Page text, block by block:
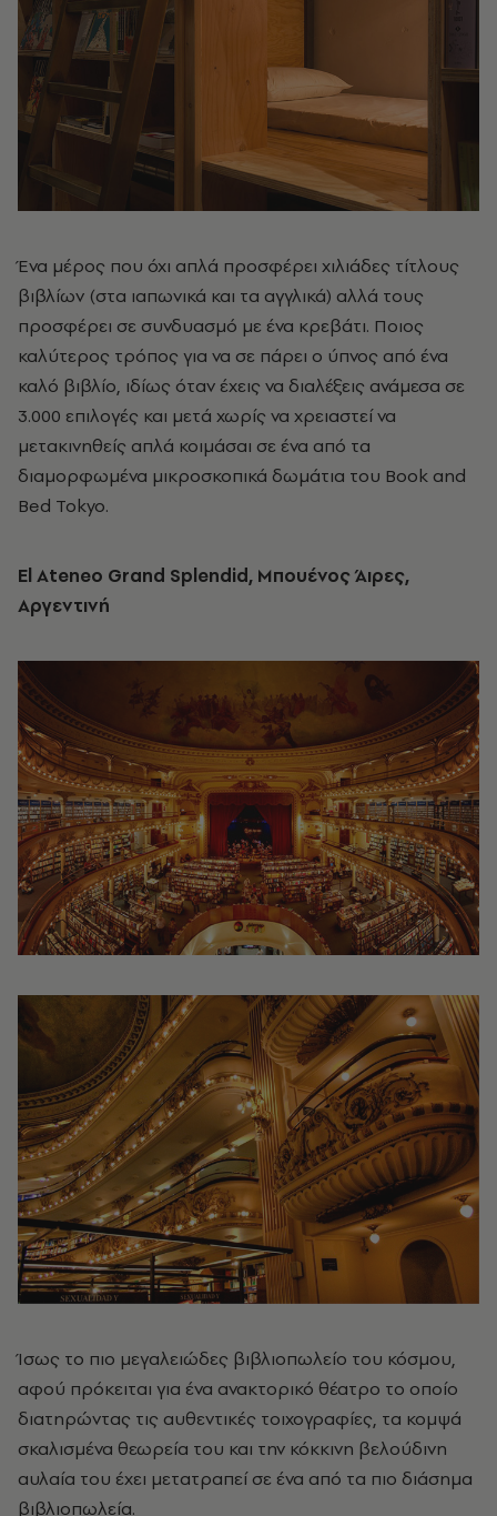
Ένα μέρος που όχι απλά προσφέρει χιλιάδες τίτλους
βιβλίων (στα ιαπωνικά και τα αγγλικά) αλλά τους
προσφέρει σε συνδυασμό με ένα κρεβάτι. Ποιος
καλύτερος τρόπος για να σε πάρει ο ύπνος από ένα
καλό βιβλίο, ιδίως όταν έχεις να διαλέξεις ανάμεσα σε
3.000 επιλογές και μετά χωρίς να χρειαστεί να
μετακινηθείς απλά κοιμάσαι σε ένα από τα
διαμορφωμένα μικροσκοπικά δωμάτια του Book and
Bed Tokyo.
El Ateneo Grand Splendid, Μπουένος Άιρες,
Αργεντινή
Ίσως το πιο μεγαλειώδες βιβλιοπωλείο του κόσμου,
αφού πρόκειται για ένα ανακτορικό θέατρο το οποίο
διατηρώντας τις αυθεντικές τοιχογραφίες, τα κομψά
σκαλισμένα θεωρεία του και την κόκκινη βελούδινη
αυλαία του έχει μετατραπεί σε ένα από τα πιο διάσημα
βιβλιοπωλεία.